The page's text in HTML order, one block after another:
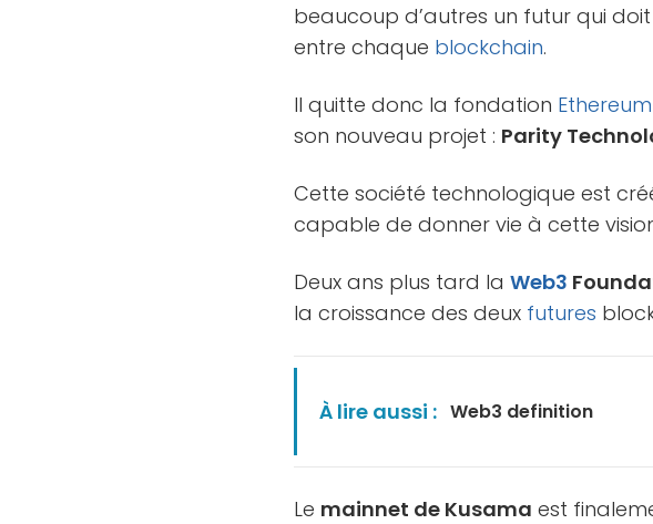
beaucoup d’autres un futur qui
entre chaque blockchain.
Il quitte donc la fondation Ethereum
son nouveau projet : Parity
Cette société technologique est
capable de donner vie à cette
Deux ans plus tard laWeb3
la croissance des deux futures
À lire aussi : Web3 definition
Le mainnet de Kusama est